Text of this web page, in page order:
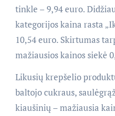
tinkle – 9,94 euro.
kategorijos kaina rasta
10,54 euro. Skirtumas
mažiausios kainos siekė
Likusių krepšelio
baltojo cukraus,
kiaušinių – mažiausia